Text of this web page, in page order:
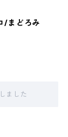
/まどろみ
ました